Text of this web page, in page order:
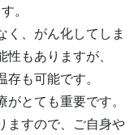
。
く、がん化してしま
もありますが、
も可能です。
とても重要です。
ますので、ご自身や